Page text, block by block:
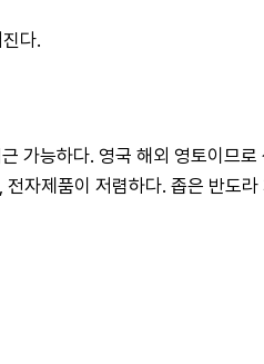
다.
가능하다. 영국 해외 영토이므
자제품이 저렴하다. 좁은 반도